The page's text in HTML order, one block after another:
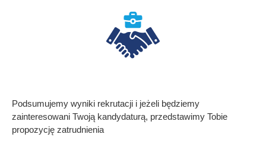
Podsumujemy wyniki rekrutacji i jeżeli będziemy
zainteresowani Twoją kandydaturą, przedstawimy Tobie
propozycję zatrudnienia